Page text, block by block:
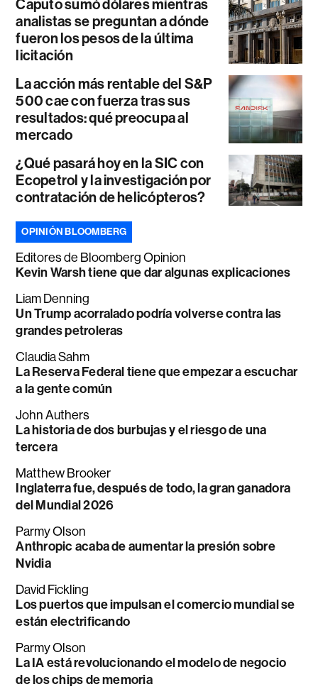
Caputo sumó dólares mientras
analistas se preguntan a dónde
fueron los pesos de la última
licitación
La acción más rentable del S&P
500 cae con fuerza tras sus
resultados: qué preocupa al
mercado
¿Qué pasará hoy en la SIC con
Ecopetrol y la investigación por
contratación de helicópteros?
OPINIÓN BLOOMBERG
Editores de Bloomberg Opinion
Kevin Warsh tiene que dar algunas explicaciones
Liam Denning
Un Trump acorralado podría volverse contra las
grandes petroleras
Claudia Sahm
La Reserva Federal tiene que empezar a escuchar
a la gente común
John Authers
La historia de dos burbujas y el riesgo de una
tercera
Matthew Brooker
Inglaterra fue, después de todo, la gran ganadora
del Mundial 2026
Parmy Olson
Anthropic acaba de aumentar la presión sobre
Nvidia
David Fickling
Los puertos que impulsan el comercio mundial se
están electrificando
Parmy Olson
La IA está revolucionando el modelo de negocio
de los chips de memoria